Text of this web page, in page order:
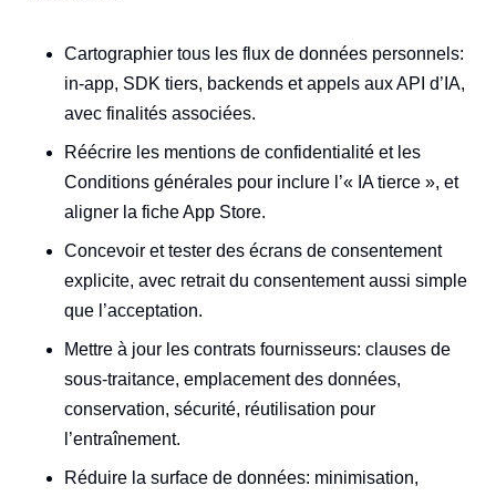
Cartographier tous les flux de données personnels:
in‑app, SDK tiers, backends et appels aux API d’IA,
avec finalités associées.
Réécrire les mentions de confidentialité et les
Conditions générales pour inclure l’« IA tierce », et
aligner la fiche App Store.
Concevoir et tester des écrans de consentement
explicite, avec retrait du consentement aussi simple
que l’acceptation.
Mettre à jour les contrats fournisseurs: clauses de
sous‑traitance, emplacement des données,
conservation, sécurité, réutilisation pour
l’entraînement.
Réduire la surface de données: minimisation,